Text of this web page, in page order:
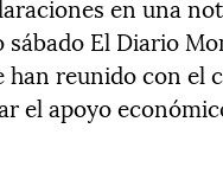
en una
sábado El Diario
reunido con el
el apoyo